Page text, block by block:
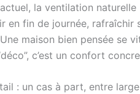
la ventilation
en fin de journée,
maison bien pensée se
c’est un confort
: un cas à part, entre